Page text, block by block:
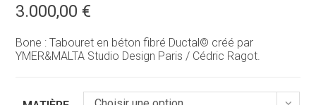
3.000,00 €
Bone : Tabouret en béton fibré Ductal© créé par
YMER&MALTA Studio Design Paris / Cédric Ragot.